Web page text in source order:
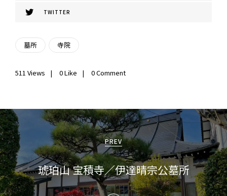
TWITTER
墓所 寺院
511 Views 0Like 0 Comment
投
稿
ナ
ビ
PREV
琥珀山 宝積寺／伊達晴宗公墓所